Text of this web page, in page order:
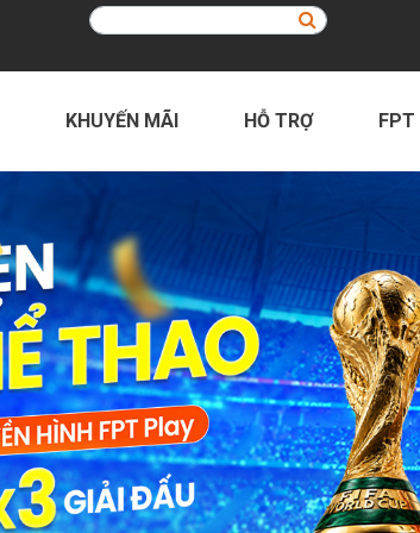
KHUYẾN MÃI HỖ TRỢ FPT